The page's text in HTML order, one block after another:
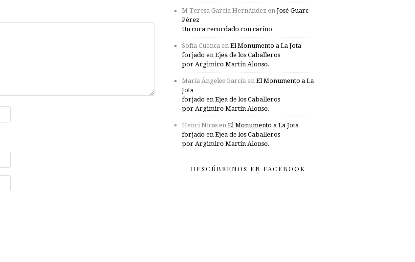
M Teresa García Hernández en José Guarc
Pérez
Un cura recordado con cariño
Sofía Cuenca en El Monumento a La Jota
forjado en Ejea de los Caballeros
por Argimiro Martín Alonso.
María Ángeles García en El Monumento a La
Jota
forjado en Ejea de los Caballeros
por Argimiro Martín Alonso.
Henri Nicas en El Monumento a La Jota
forjado en Ejea de los Caballeros
por Argimiro Martín Alonso.
DESCÚBRENOS EN FACEBOOK